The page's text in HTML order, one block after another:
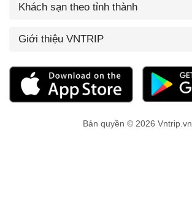
Khách sạn theo tỉnh thành
Giới thiệu VNTRIP
Bản quyền © 2026 Vntrip.vn